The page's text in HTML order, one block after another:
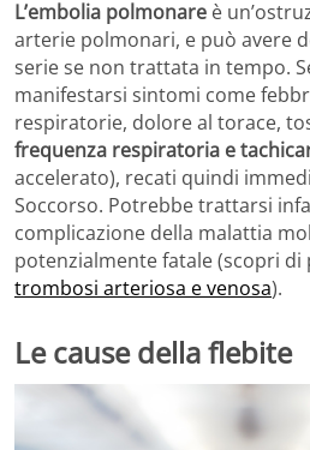
L’embolia polmonare è
arterie polmonari, e può avere
serie se non trattata in tempo.
manifestarsi sintomi come
respiratorie, dolore al torace,
frequenza respiratoria e
accelerato), recati quindi
Soccorso. Potrebbe trattarsi
complicazione della malattia
potenzialmente fatale (scopri
trombosi arteriosa e venosa).
Le cause della flebite